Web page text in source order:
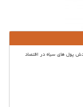
پول های سیاه در اقتصاد